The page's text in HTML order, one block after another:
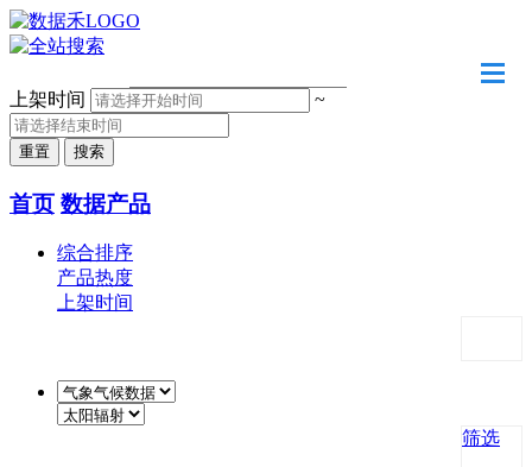
上架时间
~
首页 数据产品
综合排序
产品热度
上架时间
筛选